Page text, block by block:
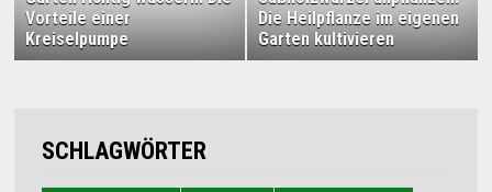
Vorteile einer
Kreiselpumpe
Die Heilpflanze im eigenen
Garten kultivieren
SCHLAGWÖRTER